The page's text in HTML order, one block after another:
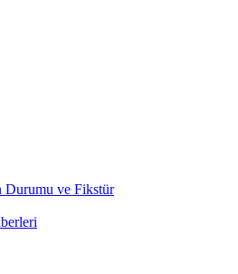
Durumu ve Fikstür